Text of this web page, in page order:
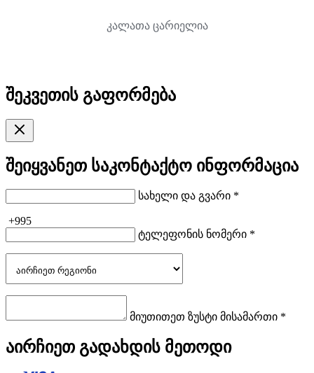
კალათა ცარიელია
შეკვეთის გაფორმება
შეიყვანეთ საკონტაქტო ინფორმაცია
სახელი და გვარი *
+995
ტელეფონის ნომერი *
მიუთითეთ ზუსტი მისამართი *
აირჩიეთ გადახდის მეთოდი